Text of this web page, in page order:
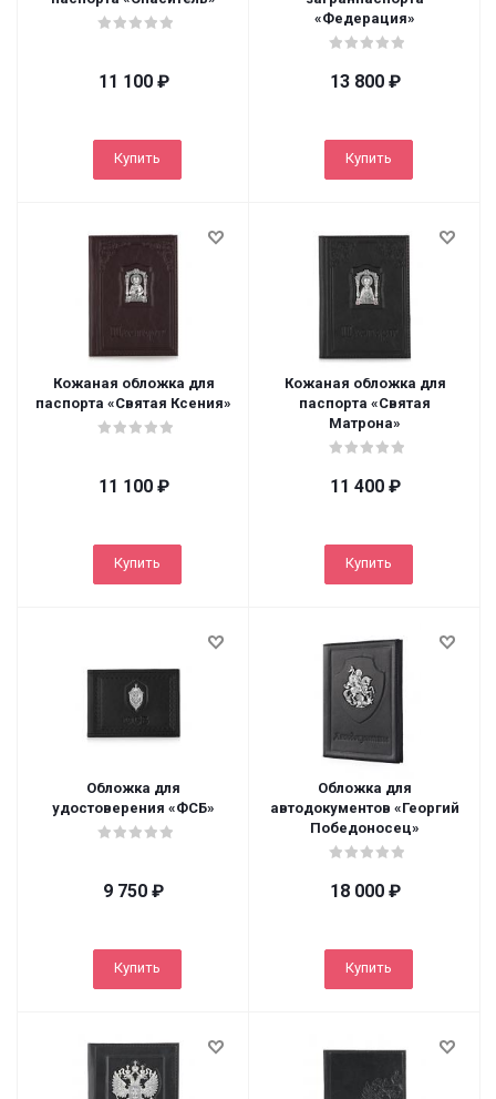
11 100₽
Купить
«Федерация»
13 800₽
Купить
Кожаная обложка для
паспорта «Святая Ксения»
11 100₽
Купить
Кожаная обложка для
паспорта «Святая
Матрона»
11 400₽
Купить
Обложка для
удостоверения «ФСБ»
9 750 ₽
Купить
Обложка для
автодокументов «Георгий
Победоносец»
18 000₽
Купить